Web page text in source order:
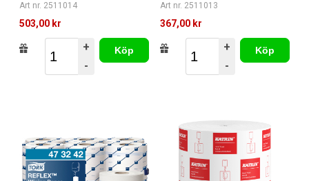
Art nr. 2511014
503,00 kr
+
-
Köp
Art nr. 2511013
367,00 kr
+
-
Köp